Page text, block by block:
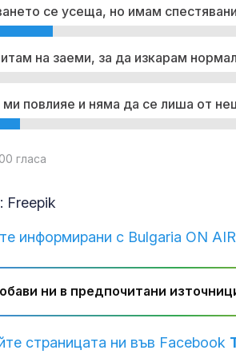
се усеща, но имам
на заеми, за да изкарам
повлияе и няма да се лиша от
гласа
Freepik
информирани с Bulgaria ON
ни в предпочитани
страницата ни във Facebook